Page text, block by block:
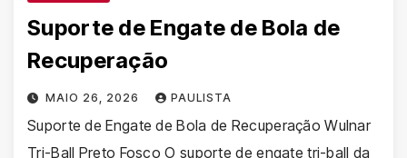
Suporte de Engate de Bola de
Recuperação
MAIO 26, 2026 PAULISTA
Suporte de Engate de Bola de Recuperação Wulnar
Tri-Ball Preto Fosco O suporte de engate tri-ball da